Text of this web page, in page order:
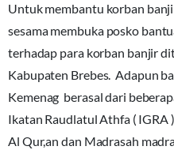
Untuk membantu korban
sesama membuka posko
terhadap para korban banjir
Kabupaten Brebes. Adapun
Kemenag berasal dari
Ikatan Raudlatul Athfa ( IGRA
Al Qur,an dan Madrasah